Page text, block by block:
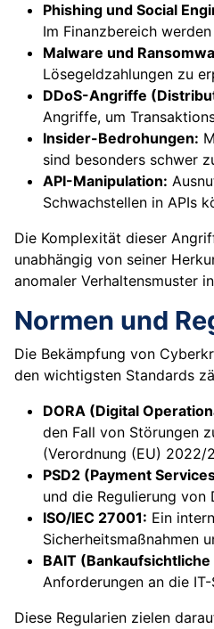
Phishing und Social
Im Finanzbereich
Malware und
Lösegeldzahlungen zu
DDoS-Angriffe
Angriffe, um
Insider-Bedrohungen:
sind besonders schwer
API-Manipulation:
Schwachstellen in APIs
Die Komplexität dieser
unabhängig von seiner
anomaler Verhaltensmuster
Normen und
Die Bekämpfung von
den wichtigsten Standards
DORA (Digital
den Fall von Störungen
(Verordnung (EU) 2022/
PSD2 (Payment
und die Regulierung
ISO/IEC 27001: Ein
Sicherheitsmaßnahmen
BAIT
Anforderungen an die
Diese Regularien zielen